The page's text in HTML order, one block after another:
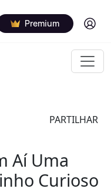
Premium Log in
PARTILHAR
Aí Uma
Curioso